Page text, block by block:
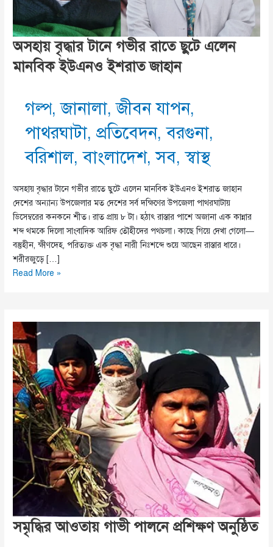
অসহায় বৃদ্ধার টানে গভীর রাতে ছুটে এলেন
মানবিক ইউএনও ইশরাত জাহান
গল্প,জানালা,জীবন যাপন,
পাথরঘাটা,প্রতিবেদন,বরগুনা,
বরিশাল,বাংলাদেশ,সব,স্বাস্থ
অসহায় বৃদ্ধার টানে গভীর রাতে ছুটে এলেন মানবিক ইউএনও ইশরাত জাহান
দেশের অন্যান্য উপজেলার মত দেশের সর্ব দক্ষিণের উপজেলা পাথরঘাটায়
ডিসেম্বরের কনকনে শীত। রাত প্রায় ৮ টা। হঠাৎ রাস্তার পাশে অজানা এক কান্নার
শব্দ থমকে দিলো সাংবাদিক আরিফ তৌহীদের পথচলা। কাছে গিয়ে দেখা গেলো—
বস্তুহীন, ক্ষীণদেহ, পরিত্যক্ত এক বৃদ্ধা নারী নিঃশব্দে শুয়ে আছেন রাস্তার ধারে।
শরীরজুড়ে […]
অসহায়
রাতে
ছুটে
এলেন
মানবিক
ইউএনও
ইশরাত
জাহান
Read More »
সমৃদ্ধির আওতায় গাভী পালনে প্রশিক্ষণ অনুষ্ঠিত